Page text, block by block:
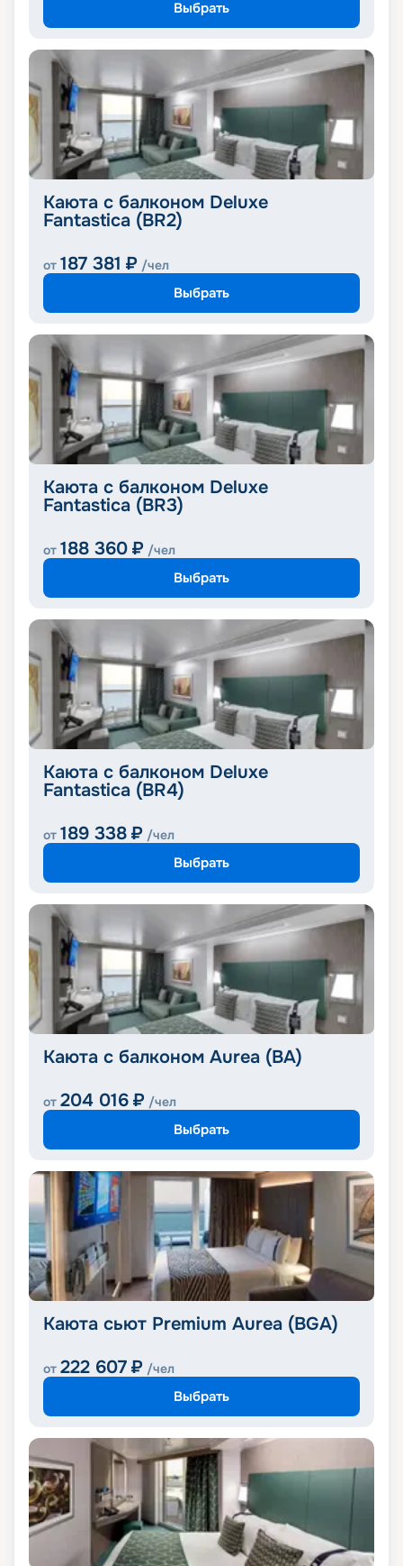
Выбрать
Каюта с балконом Deluxe
Fantastica (BR2)
от 187 381 ₽ /чел
Выбрать
Каюта с балконом Deluxe
Fantastica (BR3)
от 188 360 ₽ /чел
Выбрать
Каюта с балконом Deluxe
Fantastica (BR4)
от 189 338 ₽ /чел
Выбрать
Каюта с балконом Aurea (BA)
от 204 016 ₽ /чел
Выбрать
Каюта сьют Premium Aurea (BGA)
от 222 607 ₽ /чел
Выбрать